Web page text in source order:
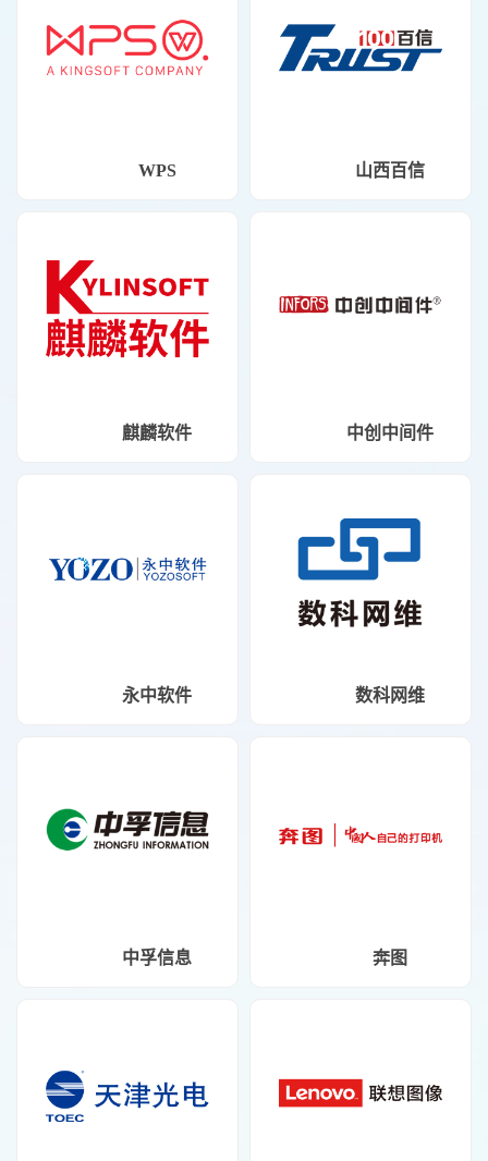
WPS 山西百信
麒麟软件 中创中间件
永中软件 数科网维
中孚信息 奔图